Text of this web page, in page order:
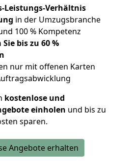
Leistungs-Verhältnis
in der Umzugsbranche
100 % Kompetenz
bis zu 60 %
nur mit offenen Karten
kostenlose und
einholen und bis zu
sparen.
Angebote erhalten